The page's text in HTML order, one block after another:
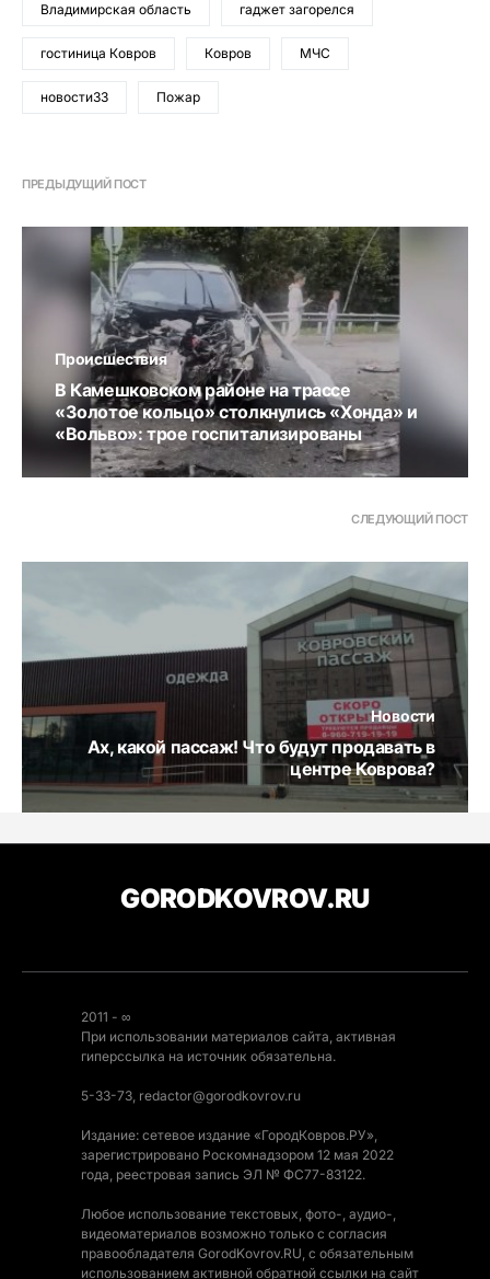
Владимирская область гаджет загорелся
гостиница Ковров Ковров МЧС
новости33 Пожар
ПРЕДЫДУЩИЙ ПОСТ
Происшествия
В Камешковском районе на трассе
«Золотое кольцо» столкнулись «Хонда» и
«Вольво»: трое госпитализированы
СЛЕДУЮЩИЙ ПОСТ
Новости
Ах, какой пассаж! Что будут продавать в
центре Коврова?
GORODKOVROV.RU
2011 - ∞
При использовании материалов сайта, активная
гиперссылка на источник обязательна.
5-33-73, redactor@gorodkovrov.ru
Издание: сетевое издание «ГородКовров.РУ»,
зарегистрировано Роскомнадзором 12 мая 2022
года, реестровая запись ЭЛ № ФС77-83122.
Любое использование текстовых, фото-, аудио-,
видеоматериалов возможно только с согласия
правообладателя GorodKovrov.RU, с обязательным
использованием активной обратной ссылки на сайт